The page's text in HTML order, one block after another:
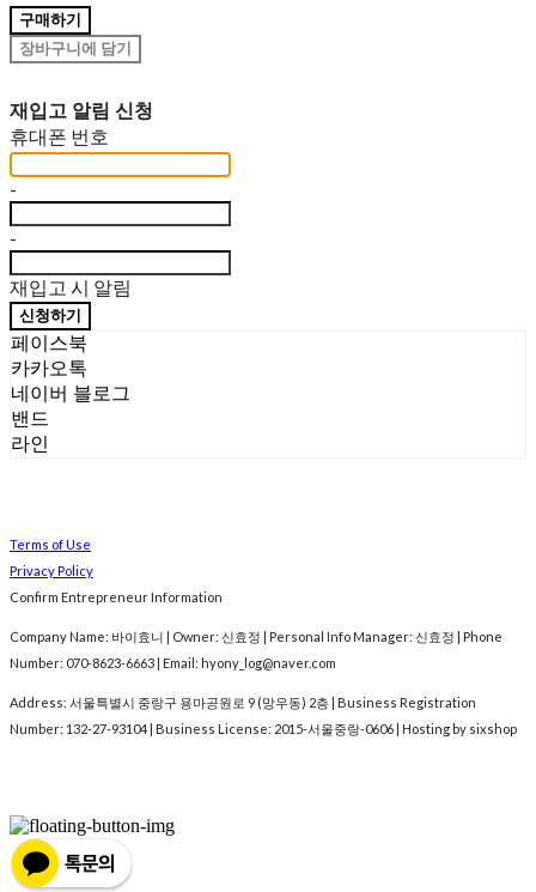
구매하기
장바구니에 담기
재입고 알림 신청
휴대폰 번호
-
-
재입고 시 알림
신청하기
페이스북
카카오톡
네이버 블로그
밴드
라인
Terms of Use
Privacy Policy
Confirm Entrepreneur Information
Company Name: 바이효니 | Owner: 신효정 | Personal Info Manager: 신효정 | Phone
Number: 070-8623-6663 | Email: hyony_log@naver.com
Address: 서울특별시 중랑구 용마공원로 9 (망우동) 2층 | Business Registration
Number: 132-27-93104 | Business License: 2015-서울중랑-0606 | Hosting by sixshop